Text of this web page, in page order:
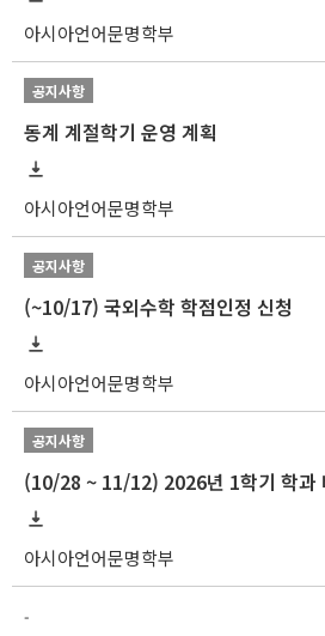
아시아언어문명학부
공지사항
동계 계절학기 운영 계획
아시아언어문명학부
공지사항
(~10/17) 국외수학 학점인정 신청
아시아언어문명학부
공지사항
아시아언어문명학부
-